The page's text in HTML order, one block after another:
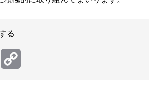
る
Line